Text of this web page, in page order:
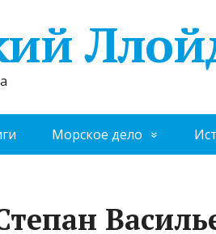
Морское дело